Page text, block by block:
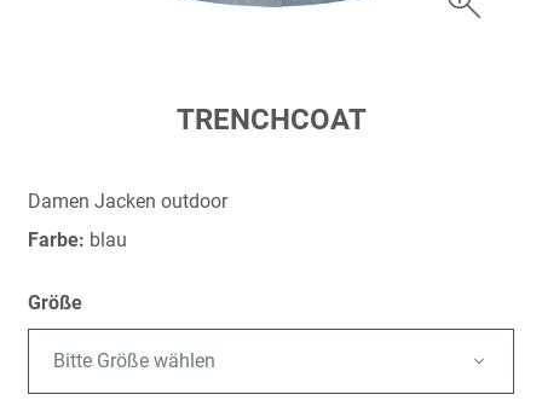
springen
TRENCHCOAT
Damen Jacken outdoor
Farbe: blau
Größe
Bitte Größe wählen